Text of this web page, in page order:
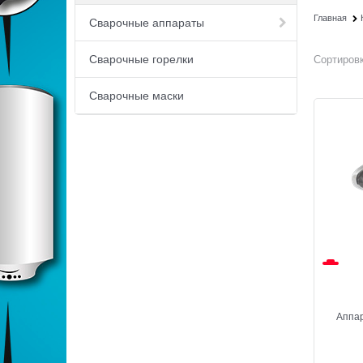
Сварочные аппараты
Сварочные горелки
Сварочные маски
Главная